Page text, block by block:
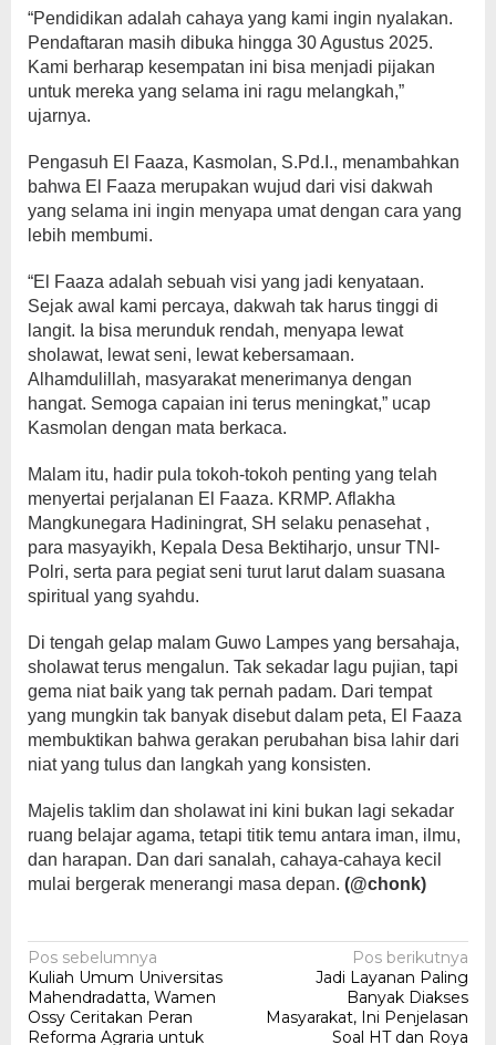
“Pendidikan adalah cahaya yang kami ingin nyalakan.
Pendaftaran masih dibuka hingga 30 Agustus 2025.
Kami berharap kesempatan ini bisa menjadi pijakan
untuk mereka yang selama ini ragu melangkah,”
ujarnya.
Pengasuh El Faaza, Kasmolan, S.Pd.I., menambahkan
bahwa El Faaza merupakan wujud dari visi dakwah
yang selama ini ingin menyapa umat dengan cara yang
lebih membumi.
“El Faaza adalah sebuah visi yang jadi kenyataan.
Sejak awal kami percaya, dakwah tak harus tinggi di
langit. Ia bisa merunduk rendah, menyapa lewat
sholawat, lewat seni, lewat kebersamaan.
Alhamdulillah, masyarakat menerimanya dengan
hangat. Semoga capaian ini terus meningkat,” ucap
Kasmolan dengan mata berkaca.
Malam itu, hadir pula tokoh-tokoh penting yang telah
menyertai perjalanan El Faaza. KRMP. Aflakha
Mangkunegara Hadiningrat, SH selaku penasehat ,
para masyayikh, Kepala Desa Bektiharjo, unsur TNI-
Polri, serta para pegiat seni turut larut dalam suasana
spiritual yang syahdu.
Di tengah gelap malam Guwo Lampes yang bersahaja,
sholawat terus mengalun. Tak sekadar lagu pujian, tapi
gema niat baik yang tak pernah padam. Dari tempat
yang mungkin tak banyak disebut dalam peta, El Faaza
membuktikan bahwa gerakan perubahan bisa lahir dari
niat yang tulus dan langkah yang konsisten.
Majelis taklim dan sholawat ini kini bukan lagi sekadar
ruang belajar agama, tetapi titik temu antara iman, ilmu,
dan harapan. Dan dari sanalah, cahaya-cahaya kecil
mulai bergerak menerangi masa depan. (@chonk)
Navigasi
pos
Pos sebelumnya
Kuliah Umum Universitas
Mahendradatta, Wamen
Ossy Ceritakan Peran
Reforma Agraria untuk
Pos berikutnya
Jadi Layanan Paling
Banyak Diakses
Masyarakat, Ini Penjelasan
Soal HT dan Roya